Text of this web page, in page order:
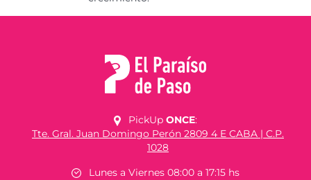
PickUp ONCE:
Tte. Gral. Juan Domingo Perón 2809 4 E CABA | C.P.
1028
Lunes a Viernes 08:00 a 17:15 hs